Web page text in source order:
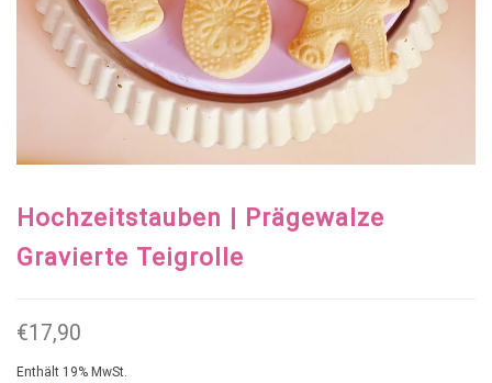
Hochzeitstauben | Prägewalze
Gravierte Teigrolle
€17,90
Enthält 19% MwSt.